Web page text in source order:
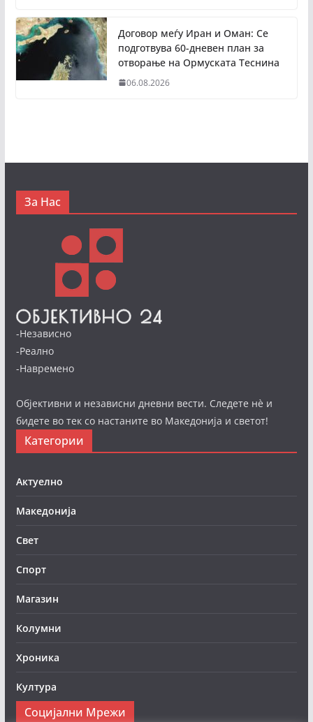
Договор меѓу Иран и Оман: Се
подготвува 60-дневен план за
отворање на Ормуската Теснина
06.08.2026
За Нас
-Независно
-Реално
-Навремено
Објективни и независни дневни вести. Следете нè и
бидете во тек со настаните во Македонија и светот!
Категории
Актуелно
Македонија
Свет
Спорт
Магазин
Колумни
Хроника
Култура
Социјални Мрежи